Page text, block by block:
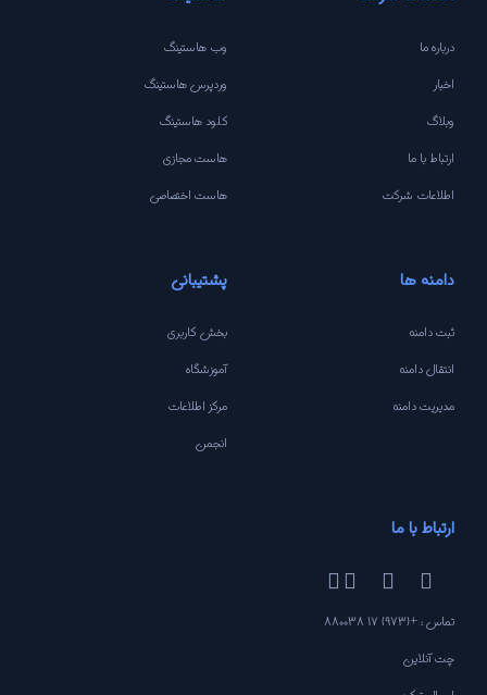
درباره ما
اخبار
وبلاگ
ارتباط با ما
اطلاعات شرکت
وب هاستینگ
وردپرس هاستینگ
کلود هاستینگ
هاست مجازی
هاست اختصاصی
دامنه ها
ثبت دامنه
انتقال دامنه
مدیریت دامنه
پشتیبانی
بخش کاربری
آموزشگاه
مرکز اطلاعات
انجمن
ارتباط با ما
تماس : +(973) 17 880038
چت آنلاین